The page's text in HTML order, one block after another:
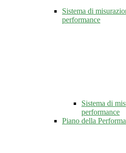
Sistema di
performance
Sistema di
performance
Piano della